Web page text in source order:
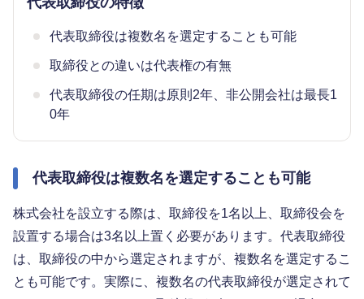
代表取締役は複数名を選定することも可能
取締役との違いは代表権の有無
代表取締役の任期は原則2年、非公開会社は最長1
0年
代表取締役は複数名を選定することも可能
株式会社を設立する際は、取締役を1名以上、取締役会を
設置する場合は3名以上置く必要があります。代表取締役
は、取締役の中から選定されますが、複数名を選定するこ
とも可能です。実際に、複数名の代表取締役が選定されて